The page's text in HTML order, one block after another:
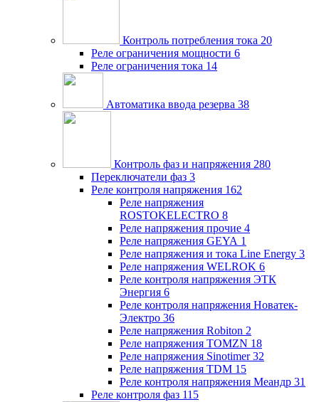
Контроль потребления тока 20
Реле ограничения мощности 6
Реле ограничения тока 14
Автоматика ввода резерва 38
Контроль фаз и напряжения 280
Переключатели фаз 3
Реле контроля напряжения 162
Реле напряжения
ROSTOKELECTRO 8
Реле напряжения прочие 4
Реле напряжения GEYA 1
Реле напряжения и тока Line Energy 3
Реле напряжения WELROK 6
Реле контроля напряжения ЭТК
Энергия 6
Реле контроля напряжения Новатек-
Электро 36
Реле напряжения Robiton 2
Реле напряжения TOMZN 18
Реле напряжения Sinotimer 32
Реле напряжения TDM 15
Реле контроля напряжения Меандр 31
Реле контроля фаз 115